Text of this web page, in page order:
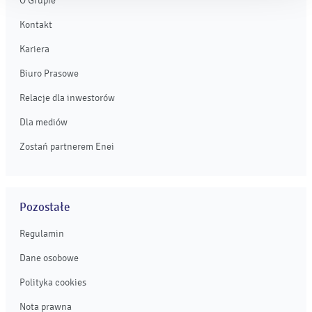
Kontakt
Kariera
Biuro Prasowe
Relacje dla inwestorów
Dla mediów
Zostań partnerem Enei
Pozostałe
Regulamin
Dane osobowe
Polityka cookies
Nota prawna